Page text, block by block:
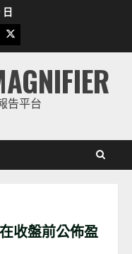
Twitter
告平台
收盤前公佈盈